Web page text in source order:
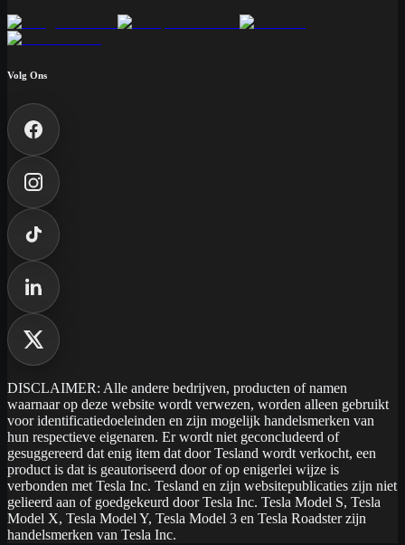
Volg Ons
DISCLAIMER: Alle andere bedrijven, producten of namen
waarnaar op deze website wordt verwezen, worden alleen gebruikt
voor identificatiedoeleinden en zijn mogelijk handelsmerken van
hun respectieve eigenaren. Er wordt niet geconcludeerd of
gesuggereerd dat enig item dat door Tesland wordt verkocht, een
product is dat is geautoriseerd door of op enigerlei wijze is
verbonden met Tesla Inc. Tesland en zijn websitepublicaties zijn niet
gelieerd aan of goedgekeurd door Tesla Inc. Tesla Model S, Tesla
Model X, Tesla Model Y, Tesla Model 3 en Tesla Roadster zijn
handelsmerken van Tesla Inc.